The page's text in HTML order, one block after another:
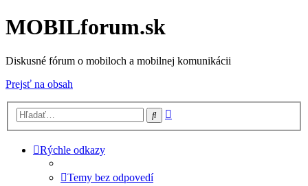
MOBILforum.sk
Diskusné fórum o mobiloch a mobilnej komunikácii
Prejsť na obsah
Hľadať
Rýchle odkazy
Temy bez odpovedí